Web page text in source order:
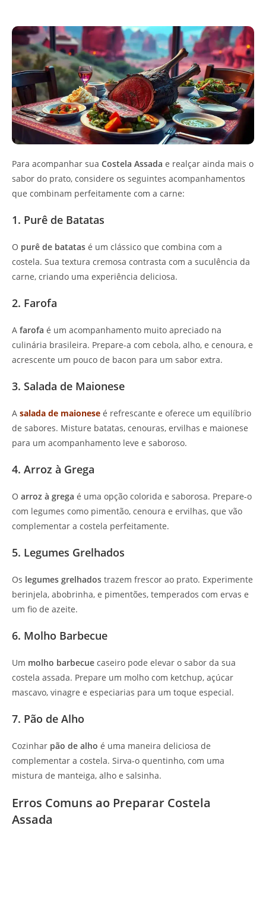
Para acompanhar sua Costela Assada e realçar ainda mais o
sabor do prato, considere os seguintes acompanhamentos
que combinam perfeitamente com a carne:
1. Purê de Batatas
O purê de batatas é um clássico que combina com a
costela. Sua textura cremosa contrasta com a suculência da
carne, criando uma experiência deliciosa.
2. Farofa
A farofa é um acompanhamento muito apreciado na
culinária brasileira. Prepare-a com cebola, alho, e cenoura, e
acrescente um pouco de bacon para um sabor extra.
3. Salada de Maionese
A salada de maionese é refrescante e oferece um equilíbrio
de sabores. Misture batatas, cenouras, ervilhas e maionese
para um acompanhamento leve e saboroso.
4. Arroz à Grega
O arroz à grega é uma opção colorida e saborosa. Prepare-o
com legumes como pimentão, cenoura e ervilhas, que vão
complementar a costela perfeitamente.
5. Legumes Grelhados
Os legumes grelhados trazem frescor ao prato. Experimente
berinjela, abobrinha, e pimentões, temperados com ervas e
um fio de azeite.
6. Molho Barbecue
Um molho barbecue caseiro pode elevar o sabor da sua
costela assada. Prepare um molho com ketchup, açúcar
mascavo, vinagre e especiarias para um toque especial.
7. Pão de Alho
Cozinhar pão de alho é uma maneira deliciosa de
complementar a costela. Sirva-o quentinho, com uma
mistura de manteiga, alho e salsinha.
Erros Comuns ao Preparar Costela
Assada